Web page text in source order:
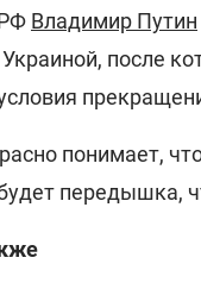
Владимир Путин
после
понимает,
передышка,